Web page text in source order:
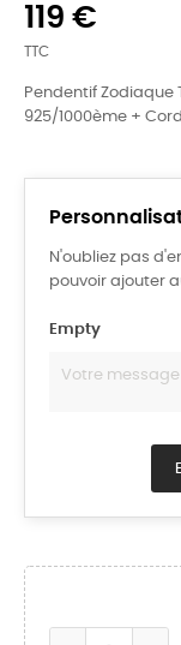
119 €
TTC
Pendentif Zodiaque
925/1000ème +
N'oubliez pas
pouvoir ajouter
Empty